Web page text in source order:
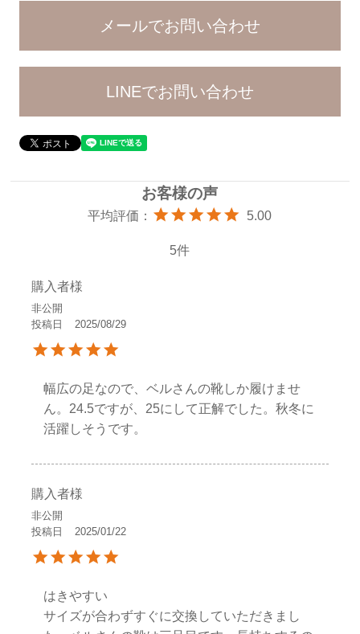
LINEでお問い合わせ
5.00
5
購入者様
非公開
投稿日
2025/08/29
幅広の足なので、ベルさんの靴しか履けませ
ん。24.5ですが、25にして正解でした。秋冬に
活躍しそうです。
購入者様
非公開
投稿日
2025/01/22
はきやすい
サイズが合わずすぐに交換していただきまし